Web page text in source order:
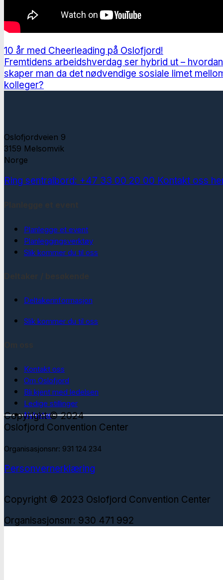
10 år med Cheerleading på Oslofjord!
Fremtidens arbeidshverdag ser hybrid ut – hvordan
skaper man da det nødvendige sosiale limet
kolleger?
Oslofjordveien 9
3159 Melsomvik
Norge
Ring sentralbord: +47 33 00 20 00 Kontakt oss
Planlegge et event
Planleggingsverktøy
Slik kommer du til oss
Deltakerinformasjon
Slik kommer du til oss
Kontakt oss
Om Oslofjord
Bli kjent med ledelsen
Ledige stillinger
Nyheter
Copyright © 2024
Oslofjord Convention Center
Organisasjonsnr: 931 124 234
Personvernerklæring
Copyright © 2023 Oslofjord Convention Center
Organisasjonsnr: 930 471 992